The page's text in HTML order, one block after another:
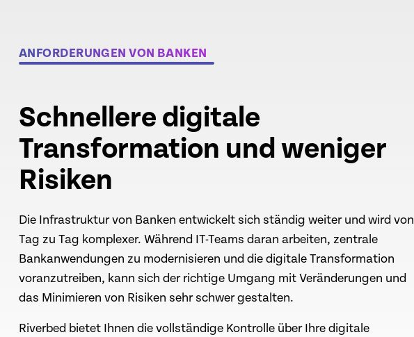
ANFORDERUNGEN VON BANKEN
Schnellere digitale
Transformation und weniger
Risiken
Die Infrastruktur von Banken entwickelt sich ständig weiter und wird von
Tag zu Tag komplexer. Während IT-Teams daran arbeiten, zentrale
Bankanwendungen zu modernisieren und die digitale Transformation
voranzutreiben, kann sich der richtige Umgang mit Veränderungen und
das Minimieren von Risiken sehr schwer gestalten.
Riverbed bietet Ihnen die vollständige Kontrolle über Ihre digitale